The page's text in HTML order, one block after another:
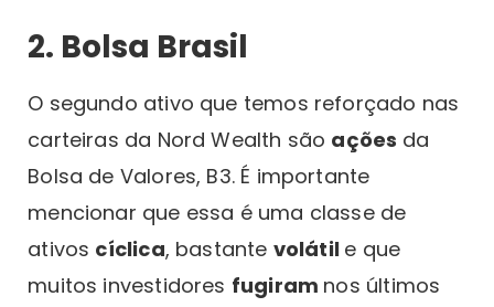
2. Bolsa Brasil
O segundo ativo que temos reforçado nas
carteiras da Nord Wealth são ações da
Bolsa de Valores, B3. É importante
mencionar que essa é uma classe de
ativos cíclica, bastante volátil e que
muitos investidores fugiram nos últimos